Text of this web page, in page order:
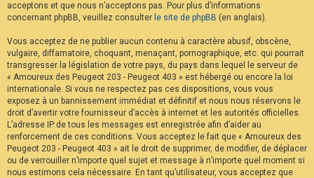
acceptons et que nous n’acceptons pas. Pour plus d’informations
concernant phpBB, veuillez consulter le site de phpBB (en anglais).
Vous acceptez de ne publier aucun contenu à caractère abusif, obscène,
vulgaire, diffamatoire, choquant, menaçant, pornographique, etc. qui pourrait
transgresser la législation de votre pays, du pays dans lequel le serveur de
« Amoureux des Peugeot 203 - Peugeot 403 » est hébergé ou encore la loi
internationale. Si vous ne respectez pas ces dispositions, vous vous
exposez à un bannissement immédiat et définitif et nous nous réservons le
droit d’avertir votre fournisseur d’accès à internet et les autorités officielles.
L’adresse IP de tous les messages est enregistrée afin d’aider au
renforcement de ces conditions. Vous acceptez le fait que « Amoureux des
Peugeot 203 - Peugeot 403 » ait le droit de supprimer, de modifier, de déplacer
ou de verrouiller n’importe quel sujet et message à n’importe quel moment si
nous estimons cela nécessaire. En tant qu’utilisateur, vous acceptez que